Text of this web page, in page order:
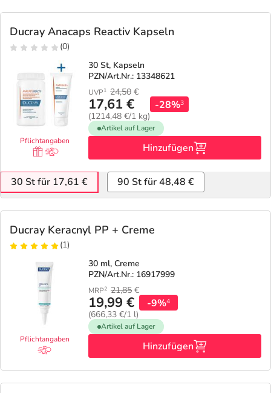
Ducray Anacaps Reactiv Kapseln
(0)
Pflichtangaben
30 St, Kapseln
PZN/Art.Nr.: 13348621
UVP1 24,50 €
17,61 €
(1214,48 €/1 kg)
-28%3
Artikel auf Lager
Hinzufügen
30 St für 17,61 € 90 St für 48,48 €
Ducray Keracnyl PP + Creme
(1)
Pflichtangaben
30 ml, Creme
PZN/Art.Nr.: 16917999
MRP2 21,85 €
19,99 €
(666,33 €/1 l)
-9%4
Artikel auf Lager
Hinzufügen